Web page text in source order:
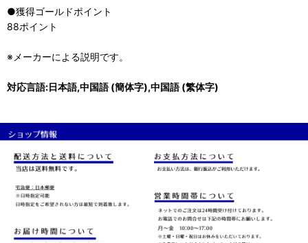
●獲得ゴールドポイント
88ポイント
※メーカーによる説明です。
対応言語:日本語,中国語 (簡体字),中国語 (繁体字)